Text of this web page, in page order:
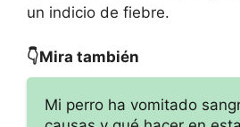
un indicio de fiebre.
👇Mira también
Mi perro ha vomitado